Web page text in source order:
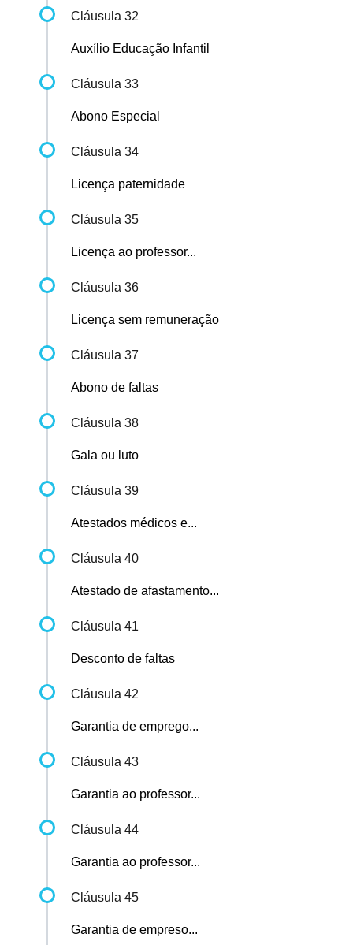
Cláusula 32
Auxílio Educação Infantil
Cláusula 33
Abono Especial
Cláusula 34
Licença paternidade
Cláusula 35
Licença ao professor...
Cláusula 36
Licença sem remuneração
Cláusula 37
Abono de faltas
Cláusula 38
Gala ou luto
Cláusula 39
Atestados médicos e...
Cláusula 40
Atestado de afastamento...
Cláusula 41
Desconto de faltas
Cláusula 42
Garantia de emprego...
Cláusula 43
Garantia ao professor...
Cláusula 44
Garantia ao professor...
Cláusula 45
Garantia de empreso...